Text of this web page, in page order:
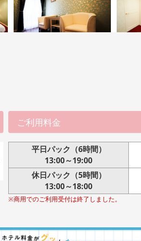
ご利用料金
平日パック（6時間）
13:00～19:00
休日パック（5時間）
13:00～18:00
※商用でのご利用受付は終了しました。